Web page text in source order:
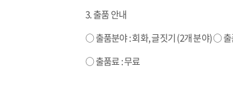
3. 출품 안내
○ 출품분야 : 회화, 글짓기 (2개 분야) ○ 출
○ 출품료 : 무료